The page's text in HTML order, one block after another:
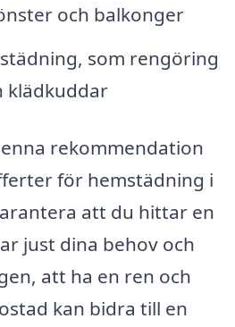
och balkonger
som rengöring
klädkuddar
rekommendation
för hemstädning i
att du hittar en
just dina behov och
att ha en ren och
kan bidra till en